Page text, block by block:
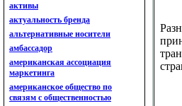
активы
актуальность бренда
альтернативные носители
амбассадор
американская ассоциация
маркетинга
американское общество по
связям с общественностью